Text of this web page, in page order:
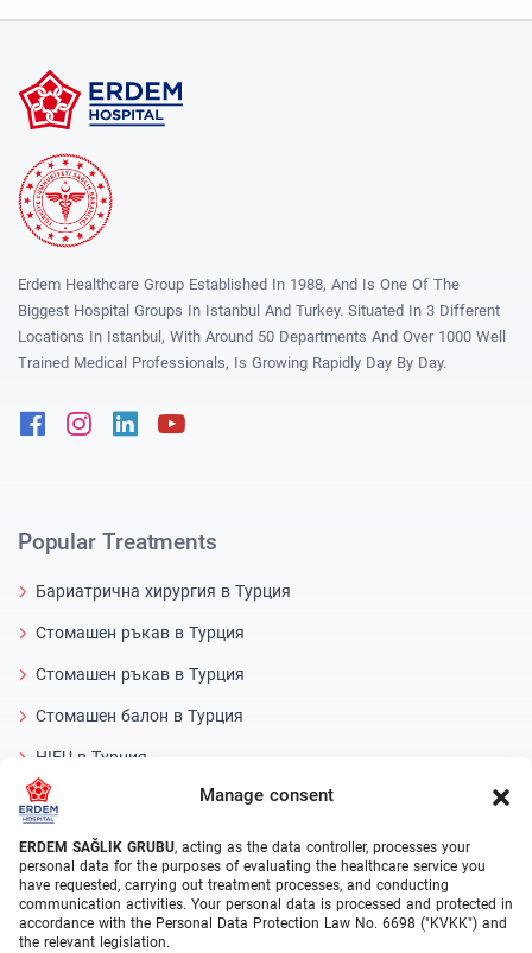
Manage consent
ERDEM SAĞLIK GRUBU, acting as the data controller, processes your
personal data for the purposes of evaluating the healthcare service you
have requested, carrying out treatment processes, and conducting
communication activities. Your personal data is processed and protected in
accordance with the Personal Data Protection Law No. 6698 ("KVKK") and
the relevant legislation.
Erdem Healthcare Group Established In 1988, And Is One Of The
Biggest Hospital Groups In Istanbul And Turkey. Situated In 3 Different
Locations In Istanbul, With Around 50 Departments And Over 1000 Well
Trained Medical Professionals, Is Growing Rapidly Day By Day.
FacebookInstagram
Linkedin
Popular Treatments
Бариатрична хирургия в Турция
Стомашен ръкав в Турция
Стомашен ръкав в Турция
Стомашен балон в Турция
HIFU в Турция
Meniscus Surgery in Turkey
операция за смяна на колянна става в Турция
Medical Units
Бариатрична хирургия в Турция